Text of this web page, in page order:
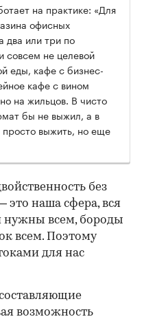
на практике: «Для
офисных
два или три по
не целевой
еды, кафе с бизнес-
кафе с вином
на жильцов. В чисто
бы не выжил, а в
выжить, но еще
без
наша сфера, вся
нужны всем, бороды
всем. Поэтому
для нас
возможность